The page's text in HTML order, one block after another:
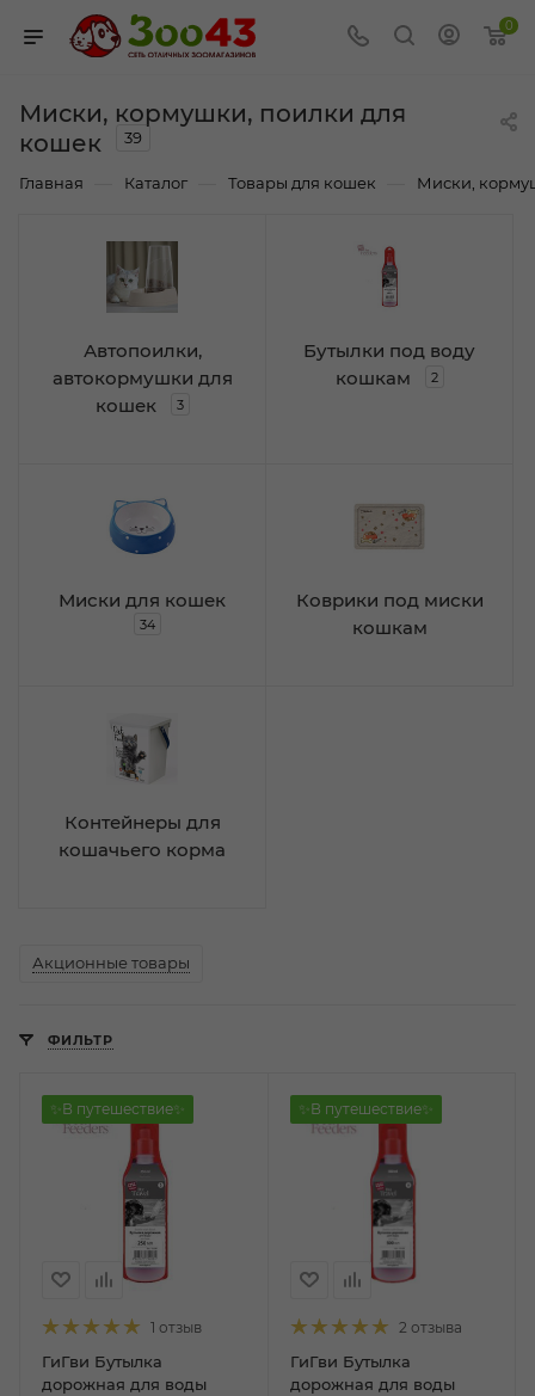
0
Миски, кормушки, поилки для
кошек
39
Главная Каталог Товары для кошек Миски,
Автопоилки,
автокормушки для
кошек
3
Бутылки под воду
кошкам
2
Миски для кошек
34
Коврики под миски
кошкам
Контейнеры для
кошачьего корма
Акционные товары
ФИЛЬТР
✨В путешествие✨
1 отзыв
ГиГви Бутылка
дорожная для воды
✨В путешествие✨
2 отзыва
ГиГви Бутылка
дорожная для воды